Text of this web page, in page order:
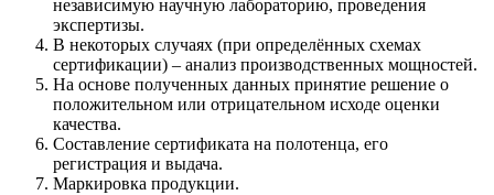
независимую научную лабораторию, проведения
экспертизы.
В некоторых случаях (при определённых схемах
сертификации) – анализ производственных мощностей.
На основе полученных данных принятие решение о
положительном или отрицательном исходе оценки
качества.
Составление сертификата на полотенца, его
регистрация и выдача.
Маркировка продукции.